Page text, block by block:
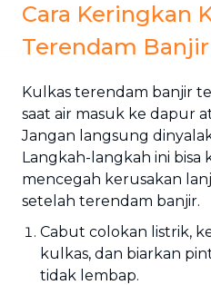
Cara Keringkan
Terendam Banjir
Kulkas terendam banjir
saat air masuk ke dapur
Jangan langsung
Langkah-langkah ini
mencegah kerusakan
setelah terendam banjir.
Cabut colokan listrik,
kulkas, dan biarkan
tidak lembap.